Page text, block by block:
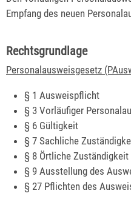
Empfang des neuen
Rechtsgrundlage
Personalausweisgesetz
§ 1Ausweispflicht
§ 3 Vorläufiger
§ 6 Gültigkeit
§ 7 Sachliche
§ 8 Örtliche Zuständigkeit
§ 9 Ausstellung des
§ 27 Pflichten des